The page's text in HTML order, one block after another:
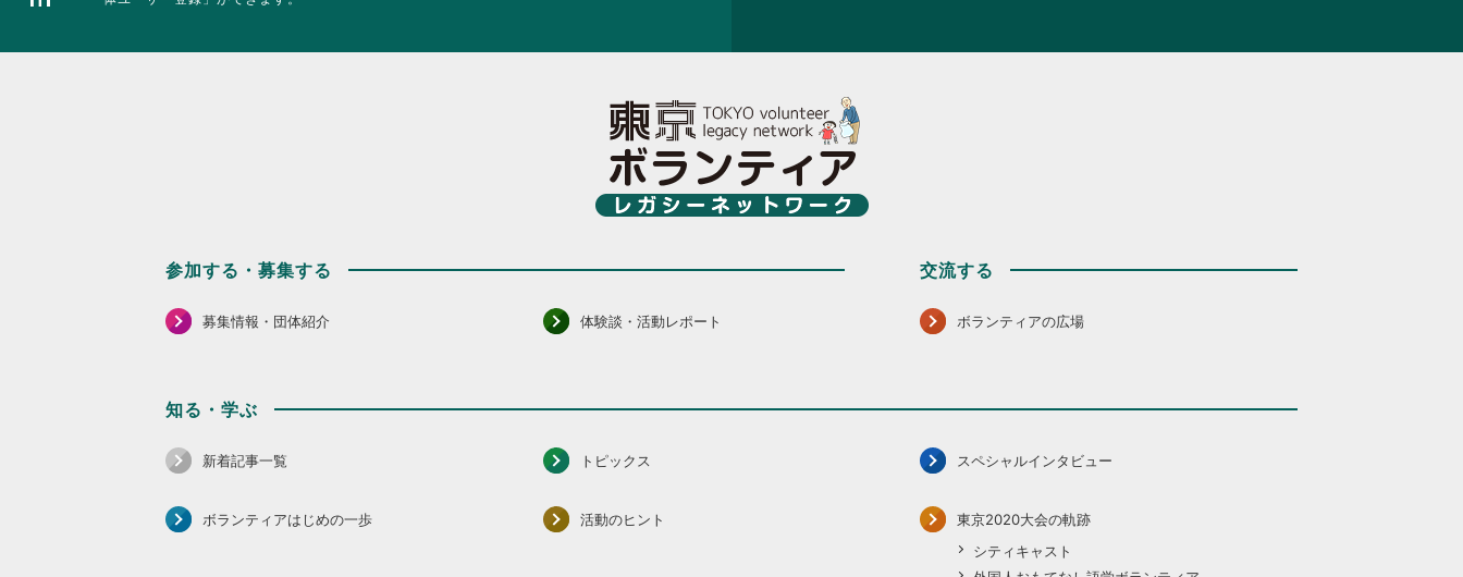
参加する・募集する
募集情報・団体紹介 体験談・活動レポート
交流する
ボランティアの広場
知る・学ぶ
新着記事一覧 トピックス スペシャルインタビュー
ボランティアはじめの一歩 活動のヒント
東京2020大会の軌跡
シティキャスト